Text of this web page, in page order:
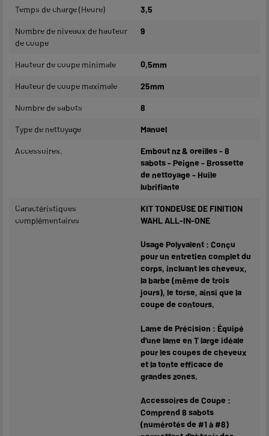
Temps de charge (Heure) 3,5
Nombre de niveaux de hauteur
de coupe
9
Hauteur de coupe minimale 0,5mm
Hauteur de coupe maximale 25mm
Nombre de sabots 8
Type de nettoyage Manuel
Accessoires.
Embout nz & oreilles - 8
sabots - Peigne - Brossette
de nettoyage - Huile
lubrifiante
Caractéristiques
complémentaires
KIT TONDEUSE DE FINITION
WAHL ALL-IN-ONE
Usage Polyvalent : Conçu
pour un entretien complet du
corps, incluant les cheveux,
la barbe (même de trois
jours), le torse, ainsi que la
coupe de contours.
Lame de Précision : Équipé
d'une lame en T large idéale
pour les coupes de cheveux
et la tonte efficace de
grandes zones.
Accessoires de Coupe :
Comprend 8 sabots
(numérotés de #1 à #8)